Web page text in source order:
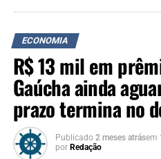
NÃO SE ESQUEÇA
deve injetar R$ 50 bilhões no RS
ECONOMIA
R$ 13 mil em
Gaúcha ainda
prazo termina no
Publicado 2 meses atrásem
por Redação